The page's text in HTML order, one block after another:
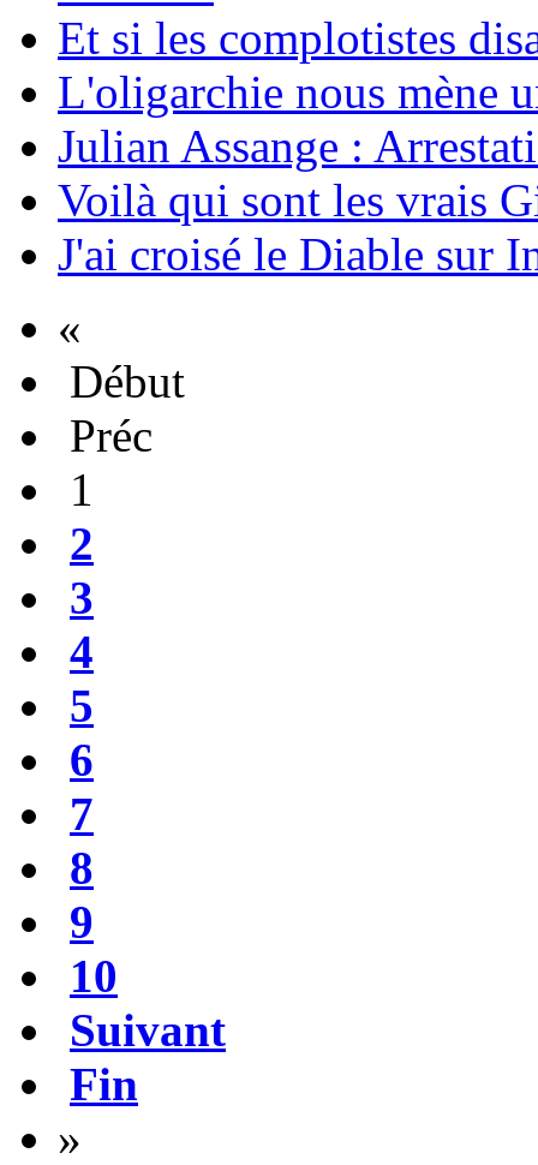
Et si les complotistes
L'oligarchie nous mène
Julian Assange :
Voilà qui sont les vrais
J'ai croisé le Diable sur
«
Début
Préc
1
2
3
4
5
6
7
8
9
10
Suivant
Fin
»